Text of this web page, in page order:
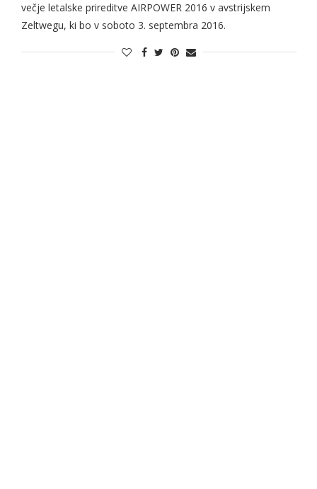
večje letalske prireditve AIRPOWER 2016 v avstrijskem
Zeltwegu, ki bo v soboto 3. septembra 2016.